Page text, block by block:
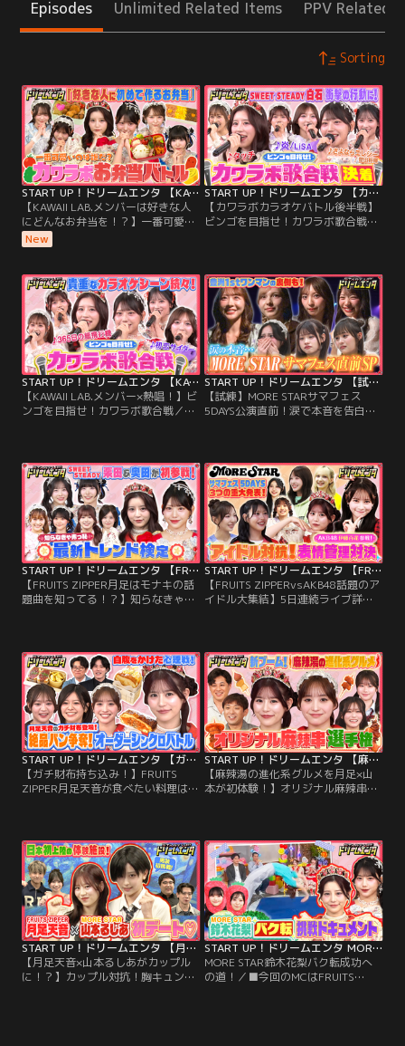
Episodes Unlimited Related Items PPV Related
Sorting
START UP！ドリームエンタ 【KAWAII LAB.メンバーは好きな人にどんなお弁当を！？】一番可愛いのは誰だ？カワラボお弁当バトル
【KAWAII LAB.メンバーは好きな人
にどんなお弁当を！？】一番可愛い
のは誰だ？カワラボお弁当バトル／
■今回のMCはFRUITS ZIPPER 月足
■ゲストにママタルトとSWEET
STEADY音井結衣＆奥田彩友・MORE
STAR高梨ゆな＆萩田そらが登場！
New
START UP！ドリームエンタ 【カワラボカラオケバトル後半戦】ビンゴを目指せ！カワラボ歌合戦
【カワラボカラオケバトル後半戦】
ビンゴを目指せ！カワラボ歌合戦／
STEADY塩川莉世＆庄司なぎさ・
MORE STAR萩田そら＆森田あみが
登場！■今回お届けするのは…「ビ
ンゴを目指せ！カワラボ歌合戦」！
START UP！ドリームエンタ 【KAWAII LAB.メンバー×熱唱！】ビンゴを目指せ！カワラボ歌合戦
【KAWAII LAB.メンバー×熱唱！】ビ
ンゴを目指せ！カワラボ歌合戦／■
STEADY塩川莉世＆庄司なぎさ・
MORE STAR萩田そら＆森田あみが
登場！ ■今回お届けするのは…「ビ
ンゴを目指せ！カワラボ歌合戦」！
START UP！ドリームエンタ 【試練】MORE STARサマフェス5DAYS公演直前！涙で本音を告白…完全ドキュメントSP
【試練】MORE STARサマフェス
5DAYS公演直前！涙で本音を告白…
ントSP！ ■KAWAII LAB.から5組目
のデビューとなった9人組アイドル
グループ「MORE STAR」 ■デビュ
ーして間もない彼女たちが…。
START UP！ドリームエンタ 【FRUITS ZIPPER月足はモナキの話題曲を知ってる！？】知らなきゃ赤っ恥！最新トレンド検定
【FRUITS ZIPPER月足はモナキの話
題曲を知ってる！？】知らなきゃ赤
トにパンサー向井とSWEET STEADY
奥田彩友＆栗田なつか・MORE
STAR遠藤まりん＆森田あみ・『今日
好き』出演でも話題の瀬川陽菜乃＆
米澤りあが…。
START UP！ドリームエンタ 【FRUITS ZIPPERvsAKB48話題のアイドル大集結】5日連続ライブ詳細大解禁！
【FRUITS ZIPPERvsAKB48話題のア
イドル大集結】5日連続ライブ詳細
AKB48 伊藤百花・Pixel Ribbon 橘陽
菜・加藤諒参戦！人気企画「表情管
理チャレンジ」をお届け！
START UP！ドリームエンタ 【ガチ財布持ち込み！】FRUITS ZIPPER月足天音が食べたい料理はどれ？オーダーシンクロバトル
【ガチ財布持ち込み！】FRUITS
ZIPPER月足天音が食べたい料理はど
トにナイチンゲールダンスと『今日
好き』出演でも話題の代田萌花・米
澤りあが登場！■今回お届けするの
は…人気企画「姫の気分わかって
る？オーダーシンクロバトル」！
START UP！ドリームエンタ 【麻辣湯の進化系グルメを月足×山本が初体験！】オリジナル麻辣串選手権
【麻辣湯の進化系グルメを月足×山
本が初体験！】オリジナル麻辣串選
『今日好き』出演でも話題の田仲埜
愛・時田音々が登場！■今回は…田
仲埜愛・時田音々が今日好き界隈の
赤マル推し「麻辣串」を紹介！
START UP！ドリームエンタ 【月足天音×山本るしあがカップルに！？】カップル対抗！胸キュンデート動画対決
【月足天音×山本るしあがカップル
に！？】カップル対抗！胸キュンデ
START UP！ドリームエンタ MORE STAR鈴木花梨バク転成功への道！
MORE STAR鈴木花梨バク転成功へ
の道！／■今回のMCはFRUITS